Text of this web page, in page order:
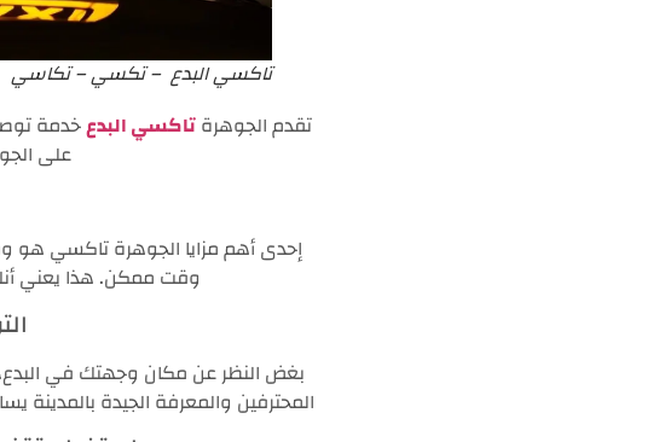
تاكسي البدع – تكسي – تكاسي
تقدم الجوهرةتاكسي البدعخدمة
على
إحدى أهم مزايا الجوهرة تاكسي هو
وقت ممكن. هذا يعني
بغض النظر عن مكان وجهتك في
المحترفين والمعرفة الجيدة